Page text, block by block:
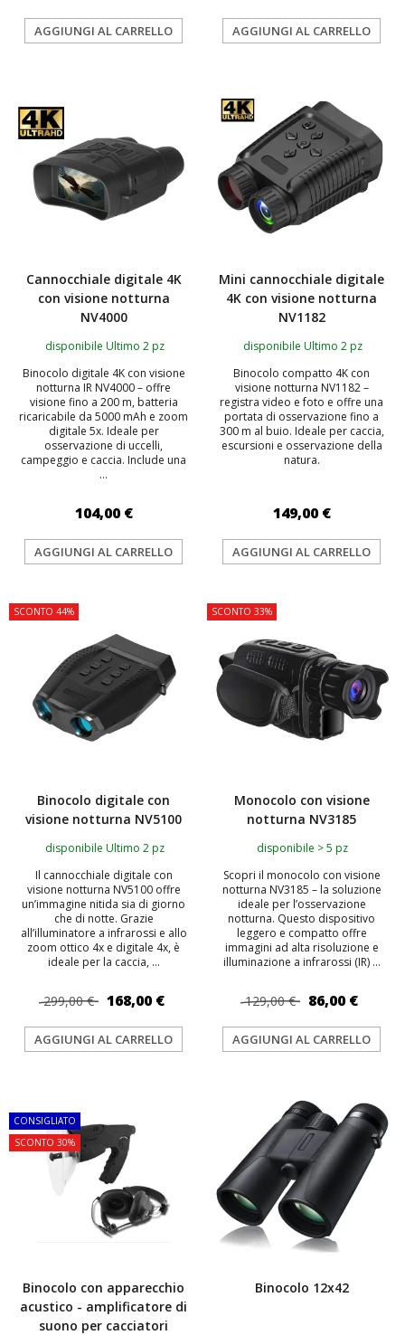
AGGIUNGI AL CARRELLO AGGIUNGI AL CARRELLO
Cannocchiale digitale 4K
con visione notturna
NV4000
disponibile Ultimo 2 pz
Binocolo digitale 4K con visione
notturna IR NV4000 – offre
visione fino a 200 m, batteria
ricaricabile da 5000 mAh e zoom
digitale 5x. Ideale per
osservazione di uccelli,
campeggio e caccia. Include una
...
104,00 €
AGGIUNGI AL CARRELLO
Mini cannocchiale digitale
4K con visione notturna
NV1182
disponibile Ultimo 2 pz
Binocolo compatto 4K con
visione notturna NV1182 –
registra video e foto e offre una
portata di osservazione fino a
300 m al buio. Ideale per caccia,
escursioni e osservazione della
natura.
149,00 €
AGGIUNGI AL CARRELLO
SCONTO 44%
Binocolo digitale con
visione notturna NV5100
disponibile Ultimo 2 pz
Il cannocchiale digitale con
visione notturna NV5100 offre
un’immagine nitida sia di giorno
che di notte. Grazie
all’illuminatore a infrarossi e allo
zoom ottico 4x e digitale 4x, è
ideale per la caccia, ...
299,00 € 168,00 €
AGGIUNGI AL CARRELLO
SCONTO 33%
Monocolo con visione
notturna NV3185
disponibile > 5 pz
Scopri il monocolo con visione
notturna NV3185 – la soluzione
ideale per l’osservazione
notturna. Questo dispositivo
leggero e compatto offre
immagini ad alta risoluzione e
illuminazione a infrarossi (IR) ...
129,00 € 86,00 €
AGGIUNGI AL CARRELLO
CONSIGLIATO
SCONTO 30%
Binocolo con apparecchio
acustico - amplificatore di
suono per cacciatori
Binocolo 12x42